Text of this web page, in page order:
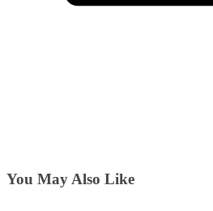
You May Also Like